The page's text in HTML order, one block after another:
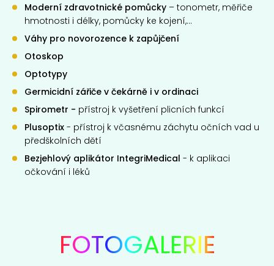
Moderní zdravotnické pomůcky – tonometr, měřiče
hmotnosti i délky, pomůcky ke kojení,...
Váhy pro novorozence k zapůjčení
Otoskop
Optotypy
Germicidní zářiče v čekárně i v ordinaci
Spirometr - přístroj k vyšetření plicních funkcí
Plusoptix - přístroj k včasnému záchytu očních vad u
předškolních dětí
Bezjehlový aplikátor IntegriMedical - k aplikaci
očkování i léků
FOTOGALERIE